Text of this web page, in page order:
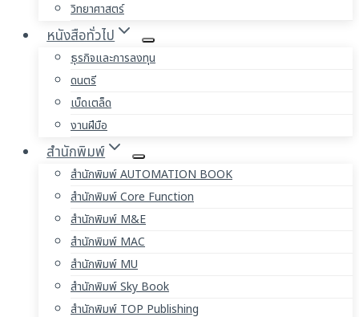
วิทยาศาสตร์
หนังสือทั่วไป
ธุรกิจและการลงทุน
ดนตรี
เบ็ดเตล็ด
งานฝีมือ
สำนักพิมพ์
สำนักพิมพ์ AUTOMATION BOOK
สำนักพิมพ์ Core Function
สำนักพิมพ์ M&E
สำนักพิมพ์ MAC
สำนักพิมพ์ MU
สำนักพิมพ์ Sky Book
สำนักพิมพ์ TOP Publishing